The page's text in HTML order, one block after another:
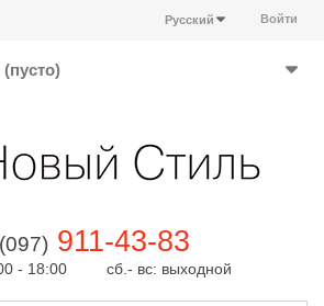
Войти
Русский
(пусто)
911-43-83
- 18:00 сб.- вс: выходной